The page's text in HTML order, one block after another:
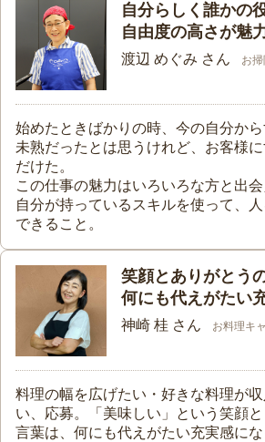
自分らしく誰かの
自由度の高さが魅
渡辺 めぐみ さん お
始めたときばかりの時、今の自分か
未熟だったとは思うけれど、お客様
だけた。
この仕事の魅力はいろいろな方と出
自分が持っているスキルを使って、
できること。
笑顔とありがとう
何にも代えがたい
神崎 桂 さん お料理キ
料理の幅を広げたい・好きな料理が
い、応募。「美味しい」という笑顔
言葉は、何にも代えがたい充実感にな